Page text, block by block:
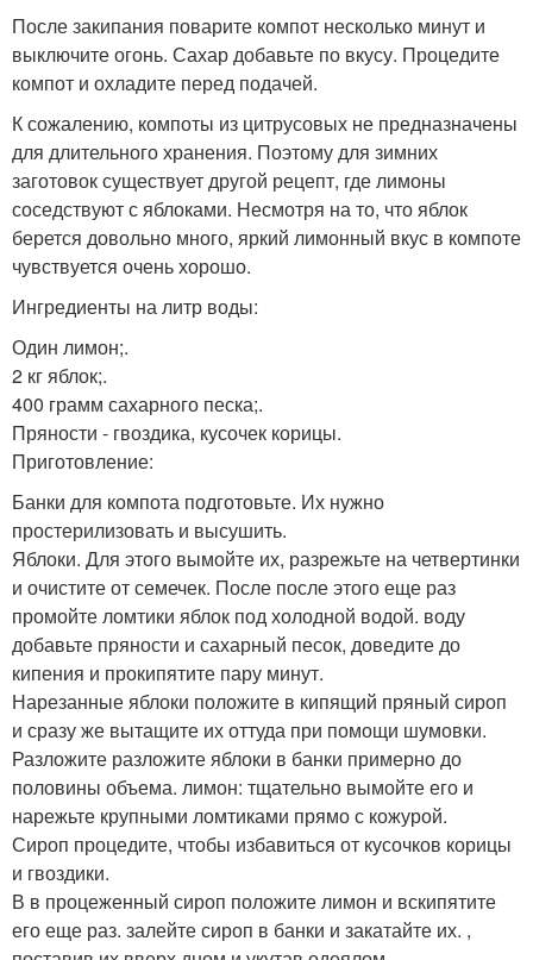
После закипания поварите компот несколько минут и
выключите огонь. Сахар добавьте по вкусу. Процедите
компот и охладите перед подачей.
К сожалению, компоты из цитрусовых не предназначены
для длительного хранения. Поэтому для зимних
заготовок существует другой рецепт, где лимоны
соседствуют с яблоками. Несмотря на то, что яблок
берется довольно много, яркий лимонный вкус в компоте
чувствуется очень хорошо.
Ингредиенты на литр воды:
Один лимон;.
2 кг яблок;.
400 грамм сахарного песка;.
Пряности - гвоздика, кусочек корицы.
Приготовление:
Банки для компота подготовьте. Их нужно
простерилизовать и высушить.
Яблоки. Для этого вымойте их, разрежьте на четвертинки
и очистите от семечек. После после этого еще раз
промойте ломтики яблок под холодной водой. воду
добавьте пряности и сахарный песок, доведите до
кипения и прокипятите пару минут.
Нарезанные яблоки положите в кипящий пряный сироп
и сразу же вытащите их оттуда при помощи шумовки.
Разложите разложите яблоки в банки примерно до
половины объема. лимон: тщательно вымойте его и
нарежьте крупными ломтиками прямо с кожурой.
Сироп процедите, чтобы избавиться от кусочков корицы
и гвоздики.
В в процеженный сироп положите лимон и вскипятите
его еще раз. залейте сироп в банки и закатайте их. ,